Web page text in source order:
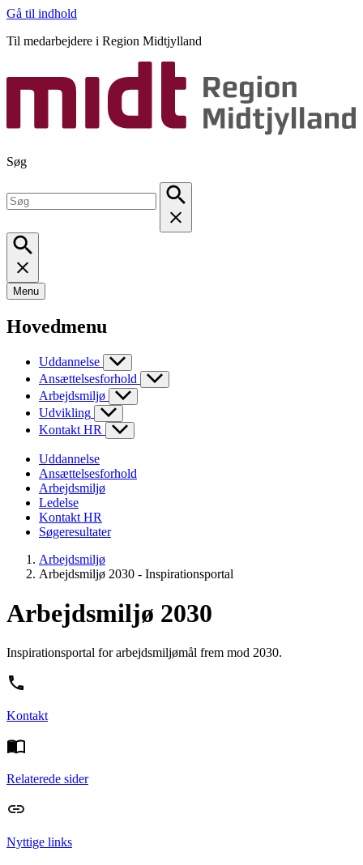
Gå til indhold
Til medarbejdere i Region Midtjylland
Søg
Menu
Hovedmenu
Uddannelse
Ansættelsesforhold
Arbejdsmiljø
Udvikling
Kontakt HR
Uddannelse
Ansættelsesforhold
Arbejdsmiljø
Ledelse
Kontakt HR
Søgeresultater
Arbejdsmiljø
Arbejdsmiljø 2030 - Inspirationsportal
Arbejdsmiljø 2030
Inspirationsportal for arbejdsmiljømål frem mod 2030.
Kontakt
Relaterede sider
Nyttige links